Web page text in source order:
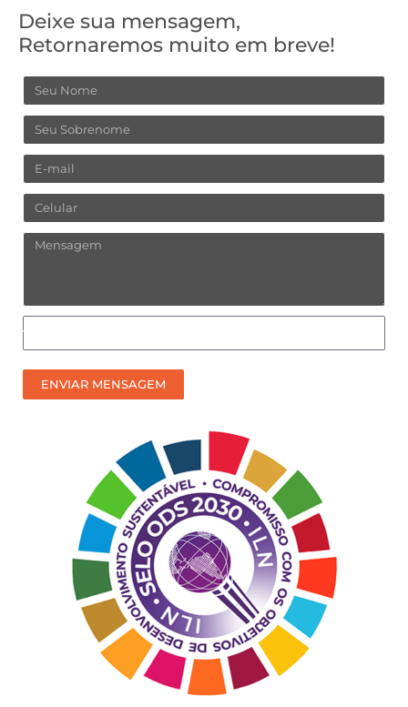
Deixe sua mensagem,
Retornaremos muito em breve!
Nome
Sobrenome
Email
Celular
Mensagem
Como
prefere
receber
nosso
ENVIAR MENSAGEM